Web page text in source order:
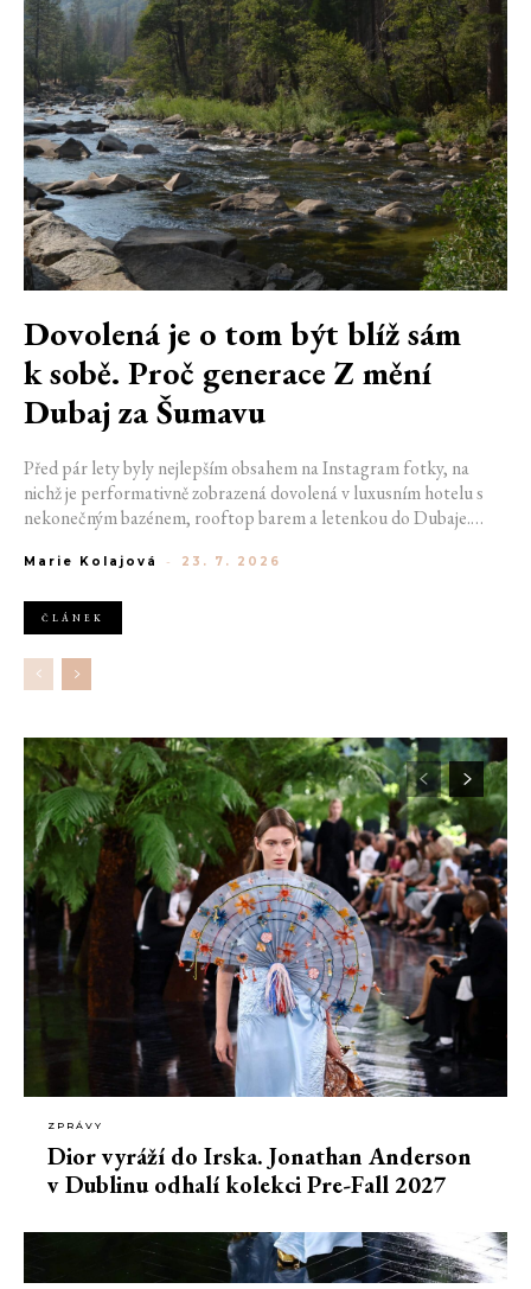
Dovolená je o tom být blíž sám
k sobě. Proč generace Z mění
Dubaj za Šumavu
Před pár lety byly nejlepším obsahem na Instagram fotky, na
nichž je performativně zobrazená dovolená v luxusním hotelu s
nekonečným bazénem, rooftop barem a letenkou do Dubaje.
horách. Ranní koupání v lomu. Výlet vlakem na Šumavu.
Marie Kolajová - 23. 7. 2026
ČLÁNEK
ZPRÁVY
Dior vyráží do Irska. Jonathan Anderson
v Dublinu odhalí kolekci Pre-Fall 2027